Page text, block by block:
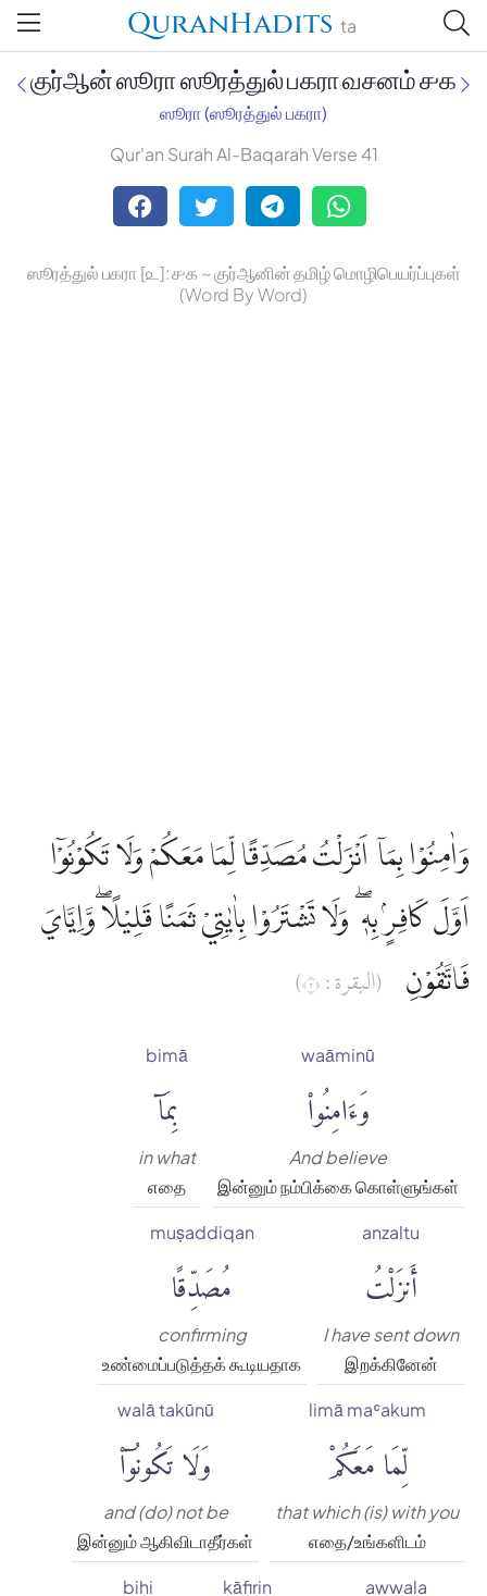
QuranHadits ta
Jan Trust Foundation
Mufti Omar Sheriff Qasimi,
குர்ஆன் ஸூரா ஸூரத்துல் பகரா வசனம் ௪௧
ஸூரா (ஸூரத்துல் பகரா)
Qur'an Surah Al-Baqarah Verse 41
ஸூரத்துல் பகரா [௨]: ௪௧ ~ குர்ஆனின் தமிழ் மொழிபெயர்ப்புகள்
(Word By Word)
وَاٰمِنُوْا بِمَآ اَنْزَلْتُ مُصَدِّقًا لِّمَا مَعَكُمْ وَلَا تَكُوْنُوْٓا
اَوَّلَ كَافِرٍۢ بِهٖ ۖ وَلَا تَشْتَرُوْا بِاٰيٰتِيْ ثَمَنًا قَلِيْلًا ۖوَّاِيَّايَ
فَاتَّقُوْنِ
(البقرة : ٢)
waāminū
وَءَامِنُوا۟
And believe
இன்னும் நம்பிக்கை கொள்ளுங்கள்
bimā
بِمَآ
in what
எதை
anzaltu
أَنزَلْتُ
I have sent down
இறக்கினேன்
muṣaddiqan
مُصَدِّقًا
confirming
உண்மைப்படுத்தக் கூடியதாக
limā maʿakum
لِّمَا مَعَكُمْ
that which (is) with you
எதை/உங்களிடம்
walā takūnū
وَلَا تَكُونُوٓا۟
and (do) not be
இன்னும் ஆகிவிடாதீர்கள்
awwala
kāfirin
bihi